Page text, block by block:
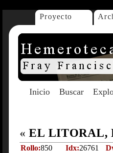
Proyecto
Inicio Buscar
« EL LITORAL,
Rollo:850 Idx:26761